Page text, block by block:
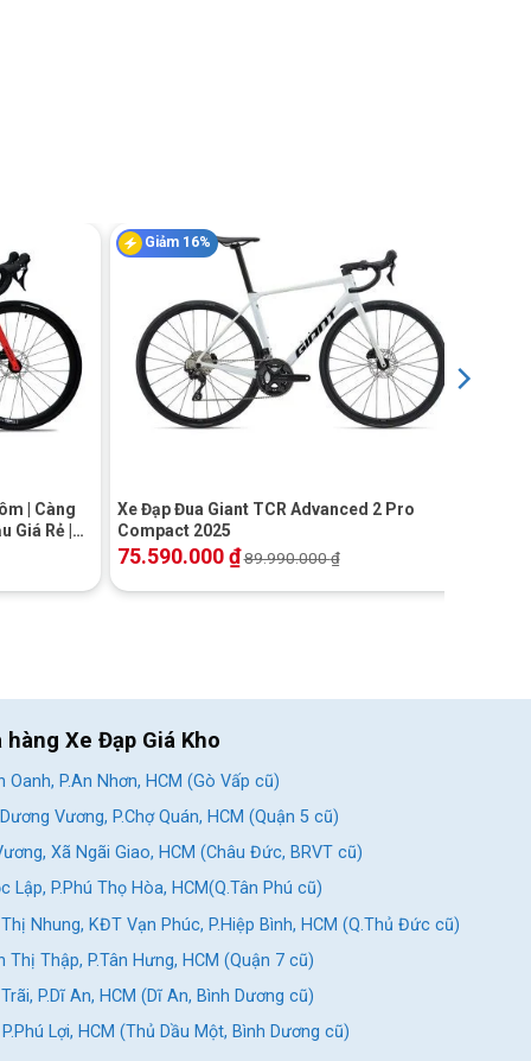
| Càng
Giá Rẻ |
Giảm 16%
Xe Đạp Đua Giant TCR Advanced 2 Pro
Compact 2025
75.590.000₫89.990.000₫
Xe Đạp Giá Kho
Oanh, P.An Nhơn, HCM (Gò Vấp cũ)
Vương, P.Chợ Quán, HCM (Quận 5 cũ)
Xã Ngãi Giao, HCM (Châu Đức, BRVT cũ)
Lập, P.Phú Thọ Hòa, HCM(Q.Tân Phú cũ)
Nhung, KĐT Vạn Phúc, P.Hiệp Bình, HCM (Q.Thủ Đức cũ)
Thị Thập, P.Tân Hưng, HCM (Quận 7 cũ)
P.Dĩ An, HCM (Dĩ An, Bình Dương cũ)
Lợi, HCM (Thủ Dầu Một, Bình Dương cũ)